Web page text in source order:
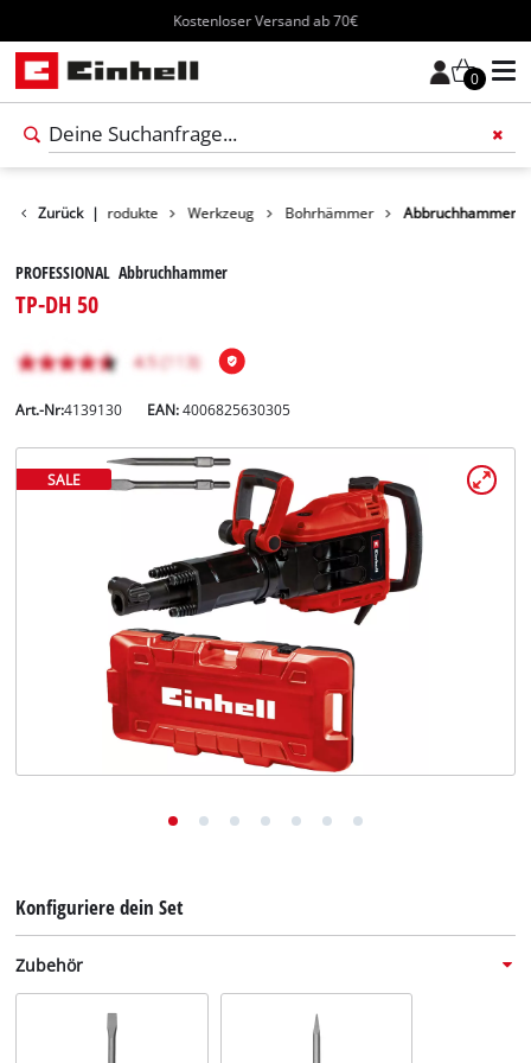
Kostenloser Versand ab 70€
0
Deutsch
English
Zurück | Produkte Werkzeug Bohrhämmer Abbruchhammer
PROFESSIONAL Abbruchhammer
TP-DH 50
Art.-Nr:4139130 EAN:4006825630305
SALE
Konfiguriere dein Set
Zubehör